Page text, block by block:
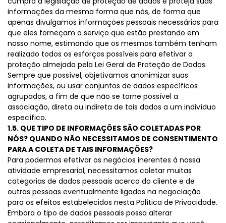
informações da mesma forma que nós, de forma que
apenas divulgamos informações pessoais necessárias para
que eles forneçam o serviço que estão prestando em
nosso nome, estimando que os mesmos também tenham
realizado todos os esforços possíveis para efetivar a
proteção almejada pela Lei Geral de Proteção de Dados.
Sempre que possível, objetivamos anonimizar suas
informações, ou usar conjuntos de dados específicos
agrupados, a fim de que não se torne possível a
associação, direta ou indireta de tais dados a um indivíduo
específico.
1.5. QUE TIPO DE INFORMAÇÕES SÃO COLETADAS POR
NÓS? QUANDO NÃO NECESSITAMOS DE CONSENTIMENTO
PARA A COLETA DE TAIS INFORMAÇÕES?
Para podermos efetivar os negócios inerentes à nossa
atividade empresarial, necessitamos coletar muitas
categorias de dados pessoais acerca do cliente e de
outras pessoas eventualmente ligadas na negociação
para os efeitos estabelecidos nesta Política de Privacidade.
Embora o tipo de dados pessoais possa alterar